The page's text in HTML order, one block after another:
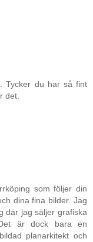
Tycker du har så fint
det.
som följer din
dina fina bilder. Jag
där jag säljer grafiska
är dock bara en
planarkitekt och